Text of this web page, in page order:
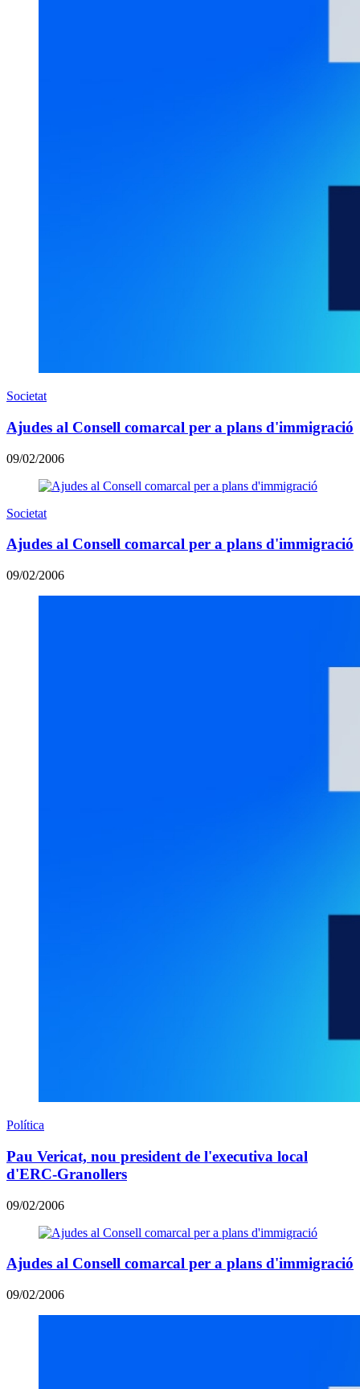
Societat
Ajudes al Consell comarcal per a plans d'immigració
09/02/2006
Societat
Ajudes al Consell comarcal per a plans d'immigració
09/02/2006
Política
Pau Vericat, nou president de l'executiva local
d'ERC-Granollers
09/02/2006
Ajudes al Consell comarcal per a plans d'immigració
09/02/2006